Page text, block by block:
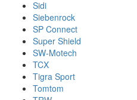
Sidi
Siebenrock
SP Connect
Super Shield
SW-Motech
TCX
Tigra Sport
Tomtom